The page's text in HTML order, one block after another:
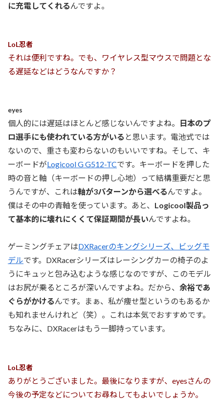
に充電してくれるんですよ。
LoL忍者
それは便利ですね。でも、ワイヤレス型マウスで問題とな
る遅延などはどうなんですか？
eyes
個人的には遅延はほとんど感じないんですよね。
日本のプ
ロ選手にも使われている方がいる と思います。電池式では
ないので、重さも変わらないのもいいですね。そして、キ
ーボードがLogicool G G512-TCです。キーボードを押した
時の音と軸（キーボードの押し心地）って結構重要だと思
うんですが、これは軸が3パターンから選べるんですよ。
僕はその中の青軸を使っています。あと、 Logicool製品っ
て基本的に壊れにくくて保証期間が長いんですよね。
ゲーミングチェアはDXRacerのキングシリーズ、ビッグモ
デルです。DXRacerシリーズはレーシングカーの椅子のよ
うにキュッと包み込むような感じなのですが、このモデル
はお尻が乗るところが深いんですよね。だから、 余裕であ
ぐらがかけるんです。まぁ、私が痩せ型というのもあるか
も知れませんけれど（笑）。これは本気でおすすめです。
ちなみに、DXRacerはもう一脚持っています。
LoL忍者
ありがとうございました。最後になりますが、eyesさんの
今後の予定などについてお尋ねしてもよいでしょうか。